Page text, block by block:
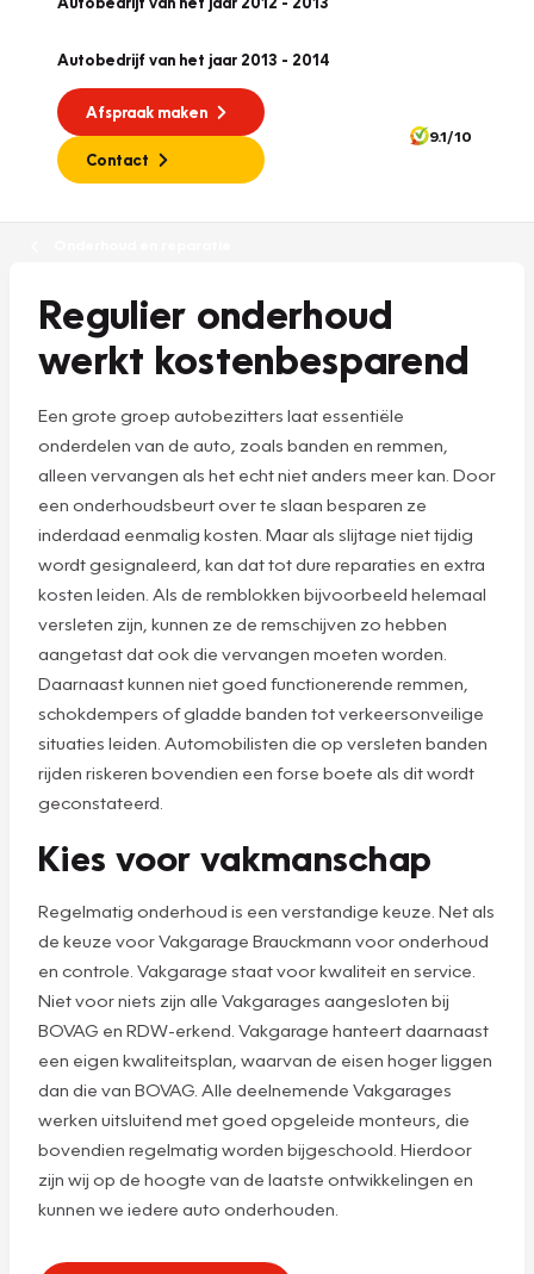
Autobedrijf van het jaar 2013 - 2014
Afspraak maken
Contact
9.1/10
Regulier onderhoud
werkt kostenbesparend
Een grote groep autobezitters laat essentiële
onderdelen van de auto, zoals banden en remmen,
alleen vervangen als het echt niet anders meer kan. Door
een onderhoudsbeurt over te slaan besparen ze
inderdaad eenmalig kosten. Maar als slijtage niet tijdig
wordt gesignaleerd, kan dat tot dure reparaties en extra
kosten leiden. Als de remblokken bijvoorbeeld helemaal
versleten zijn, kunnen ze de remschijven zo hebben
aangetast dat ook die vervangen moeten worden.
Daarnaast kunnen niet goed functionerende remmen,
schokdempers of gladde banden tot verkeersonveilige
situaties leiden. Automobilisten die op versleten banden
rijden riskeren bovendien een forse boete als dit wordt
geconstateerd.
Kies voor vakmanschap
Regelmatig onderhoud is een verstandige keuze. Net als
de keuze voor Vakgarage Brauckmann voor onderhoud
en controle. Vakgarage staat voor kwaliteit en service.
Niet voor niets zijn alle Vakgarages aangesloten bij
BOVAG en RDW-erkend. Vakgarage hanteert daarnaast
een eigen kwaliteitsplan, waarvan de eisen hoger liggen
dan die van BOVAG. Alle deelnemende Vakgarages
werken uitsluitend met goed opgeleide monteurs, die
bovendien regelmatig worden bijgeschoold. Hierdoor
zijn wij op de hoogte van de laatste ontwikkelingen en
kunnen we iedere auto onderhouden.